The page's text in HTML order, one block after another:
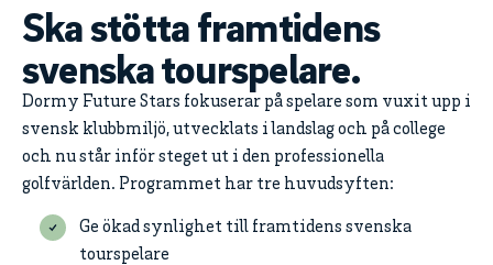
Ska stötta framtidens
svenska tourspelare.
Dormy Future Stars fokuserar på spelare som vuxit upp i
svensk klubbmiljö, utvecklats i landslag och på college
och nu står inför steget ut i den professionella
golfvärlden. Programmet har tre huvudsyften:
Ge ökad synlighet till framtidens svenska
tourspelare